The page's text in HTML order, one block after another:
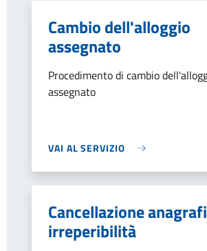
Cambio dell'alloggio
assegnato
Procedimento di cambio
assegnato
VAI AL SERVIZIO
Cancellazione
irreperibilità